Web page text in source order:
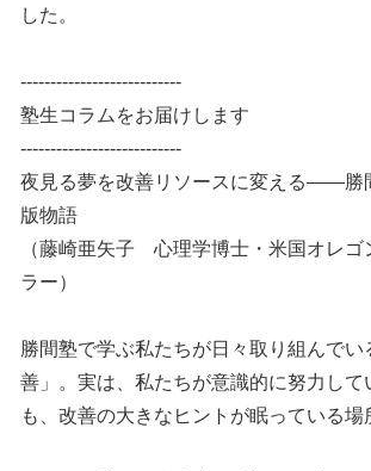
した。
---------------------------
塾生コラムをお届けします
---------------------------
夜見る夢を改善リソースに変える――勝
版物語
（藤崎亜矢子 心理学博士・米国オレゴ
ラー）
勝間塾で学ぶ私たちが日々取り組んでい
善」。実は、私たちが意識的に努力して
も、改善の大きなヒントが眠っている場